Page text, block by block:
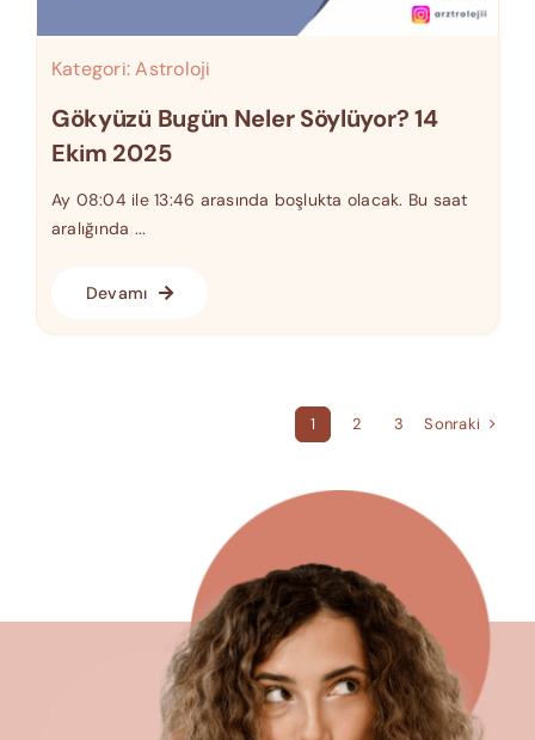
Kategori:Astroloji
Gökyüzü Bugün Neler Söylüyor? 14
Ekim 2025
Ay 08:04 ile 13:46 arasında boşlukta olacak. Bu saat
aralığında ...
Devamı
1 2 3 Sonraki